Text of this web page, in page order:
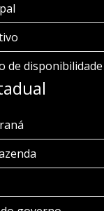
de disponibilidade